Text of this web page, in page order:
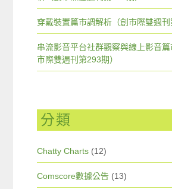
穿戴裝置篇市調解析（創市際雙週刊
串流影音平台社群觀察與線上影音篇
市際雙週刊第293期）
分類
Chatty Charts (12)
Comscore數據公告 (13)